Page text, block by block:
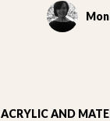
ACRYLIC AND